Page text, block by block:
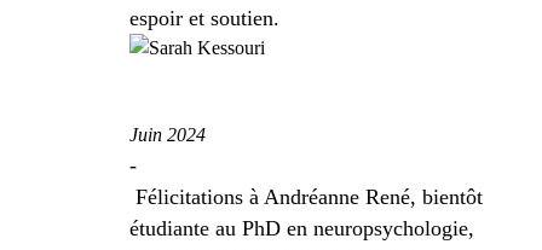
espoir et soutien.
Juin 2024
-
Félicitations à Andréanne René, bientôt
étudiante au PhD en neuropsychologie,